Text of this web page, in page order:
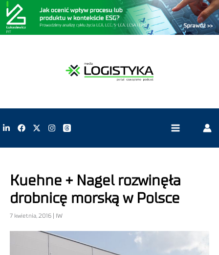
Kuehne + Nagel rozwinęła
drobnicę morską w Polsce
7 kwietnia, 2016 | IW